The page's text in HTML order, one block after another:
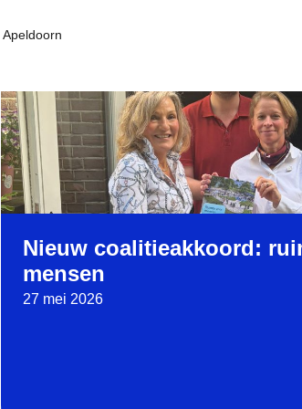
Apeldoorn
Nieuw coalitieakkoord:
mensen
27 mei 2026
Read more about Nieuw coalitieakkoord: